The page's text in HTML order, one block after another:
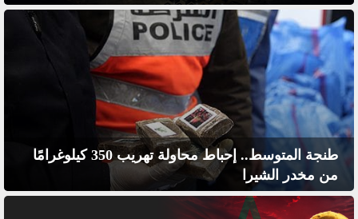
طنجة المتوسط.. إحباط محاولة تهريب 350 كيلوغرامًا
من مخدر الشيرا